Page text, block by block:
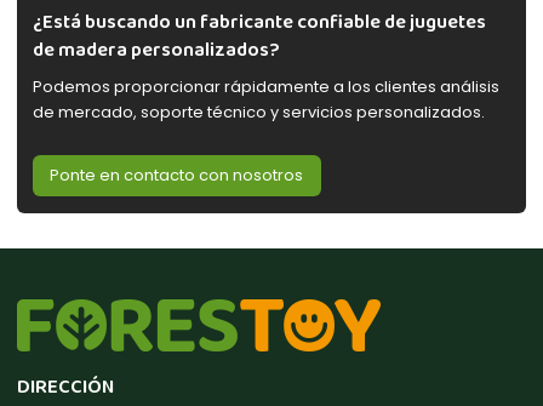
¿Está buscando un fabricante confiable de juguetes
de madera personalizados?
Podemos proporcionar rápidamente a los clientes análisis
de mercado, soporte técnico y servicios personalizados.
Ponte en contacto con nosotros
DIRECCIÓN